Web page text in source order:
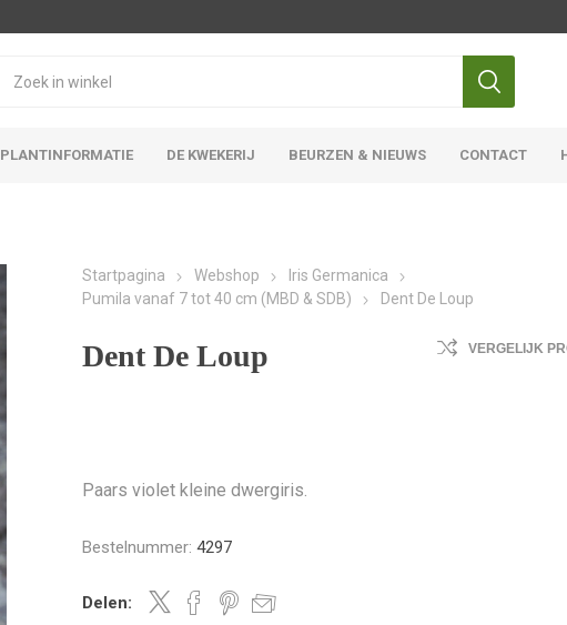
PLANTINFORMATIE DE KWEKERIJ BEURZEN & NIEUWS CONTACT
Startpagina Webshop
Iris Germanica
Pumila vanaf 7 tot 40 cm (MBD & SDB)
Dent De Loup
Dent De Loup VERGELIJK
Paars violet kleine dwergiris.
Bestelnummer: 4297
Delen: